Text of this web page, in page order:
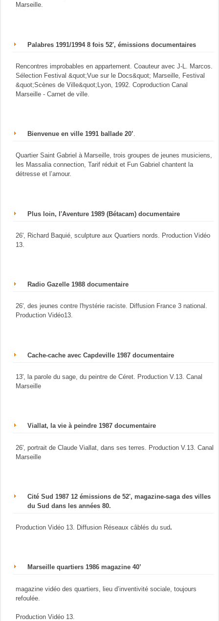
Marseille.
Palabres 1991/1994 8 fois 52', émissions documentaires
Rencontres improbables en appartement. Coauteur avec J-L. Marcos.
Sélection Festival &quot;Vue sur le Docs&quot; Marseille, Festival
&quot;Scènes de Ville&quot;Lyon, 1992. Coproduction Canal
Marseille - Carnet de ville.
Bienvenue en ville 1991 ballade 20’.
Quartier Saint Gabriel à Marseille, trois groupes de jeunes musiciens,
les Massalia connection, Tarif réduit et Fun Gabriel chantent la
détresse et l’amour.
Plus loin, l'Aventure 1989 (Bétacam) documentaire
26', Richard Baquié, sculpture aux Quartiers nords. Production Vidéo
13.
Radio Gazelle 1988 documentaire
26', des jeunes contre l'hystérie raciste. Diffusion France 3 national.
Production Vidéo13.
Cache-cache avec Capdeville 1987 documentaire
13', la parole du sage, du peintre de Céret. Production V.13. Canal
Marseille
Viallat, la vie à peindre 1987 documentaire
26', portrait de Claude Viallat, dans ses terres. Production V.13. Canal
Marseille
Cité Sud 1987 12 émissions de 52', magazine-saga des villes
du Sud dans les années 80.
Production Vidéo 13. Diffusion Réseaux câblés du sud.
Marseille quartiers 1986 magazine 40’
magazine vidéo des quartiers, lieu d’inventivité sociale, toujours
refoulée.
Production Vidéo 13.